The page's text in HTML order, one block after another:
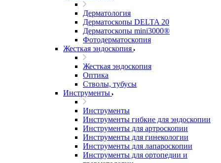
Дерматология
Дерматоскопы DELTA 20
Дерматоскопы mini3000®
Фотодерматоскопия
Жесткая эндоскопия
Жесткая эндоскопия
Оптика
Стволы, тубусы
Инструменты
Инструменты
Инструменты гибкие для эндоскопии
Инструменты для артроскопии
Инструменты для гинекологии
Инструменты для лапароскопии
Инструменты для ортопедии и